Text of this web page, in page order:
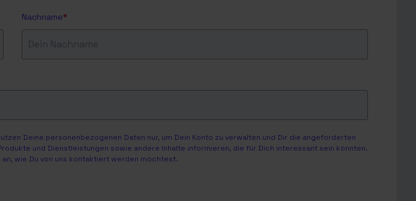
Nachname*
Deine personenbezogenen Daten nur, um Dein Konto zu verwalten und Dir die angeforderten
und Dienstleistungen sowie andere Inhalte informieren, die für Dich interessant sein könnten.
wie Du von uns kontaktiert werden möchtest.